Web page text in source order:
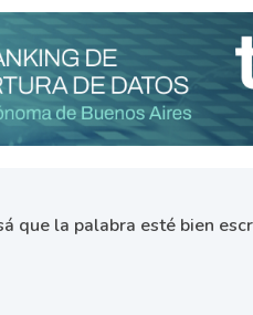
que la palabra esté bien